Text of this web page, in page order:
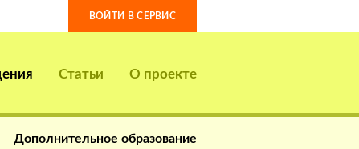
ВОЙТИ В СЕРВИС
Статьи О проекте
Дополнительное образование